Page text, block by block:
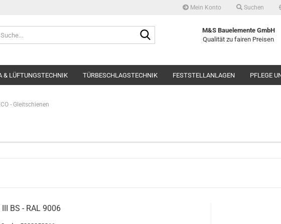
Mein Konto Suchen
M&S Bauelemente GmbH
Qualität zu fairen Preisen
& LÜFTUNGSTECHNIK TÜRBESCHLAGSTECHNIK FESTSTELLANLAGEN PFLEGE
- Gleitschienen
BS - RAL 9006